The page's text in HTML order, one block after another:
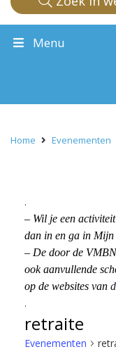
Menu
Home Evenementen
.
– Wil je een
dan in en ga in
– De door de
ook aanvullende
op de websites van
.
retraite
Evenementen